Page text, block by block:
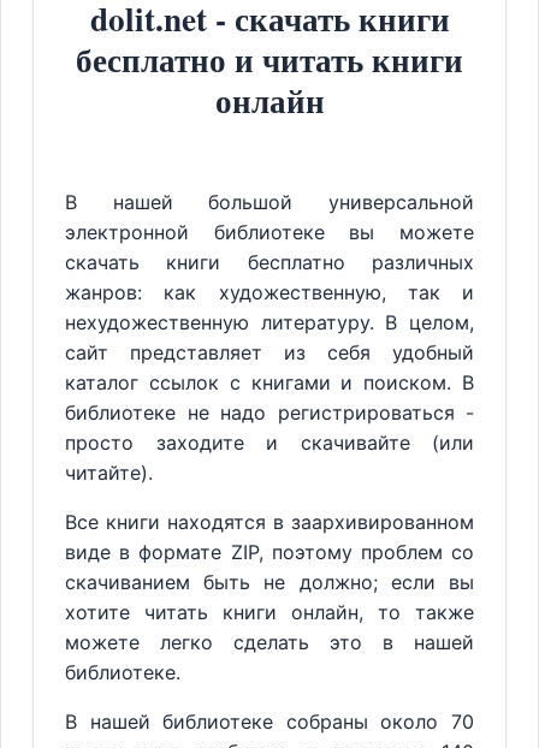
dolit.net - скачать книги
бесплатно и читать книги
онлайн
В нашей большой универсальной
электронной библиотеке вы можете
скачать книги бесплатно различных
жанров: как художественную, так и
нехудожественную литературу. В целом,
сайт представляет из себя удобный
каталог ссылок с книгами и поиском. В
библиотеке не надо регистрироваться -
просто заходите и скачивайте (или
читайте).
Все книги находятся в заархивированном
виде в формате ZIP, поэтому проблем со
скачиванием быть не должно; если вы
хотите читать книги онлайн, то также
можете легко сделать это в нашей
библиотеке.
В нашей библиотеке собраны около 70